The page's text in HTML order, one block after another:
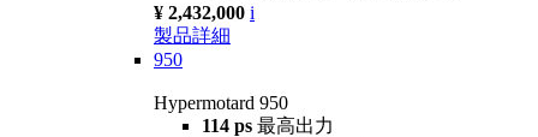
¥ 2,432,000 i
製品詳細
950
Hypermotard 950
114 ps 最高出力